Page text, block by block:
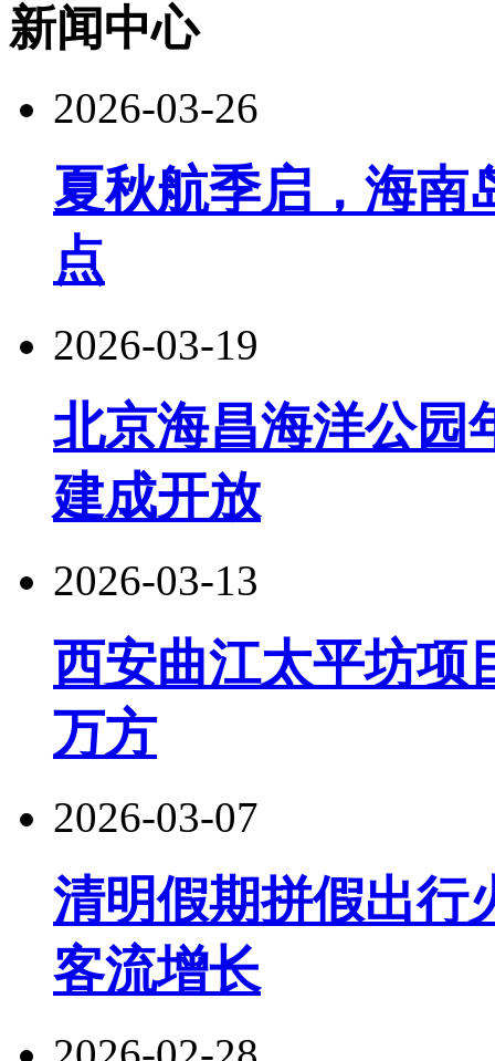
新闻中心
2026-03-26
夏秋航季启，海南
点
2026-03-19
北京海昌海洋公园
建成开放
2026-03-13
西安曲江太平坊项
万方
2026-03-07
清明假期拼假出行
客流增长